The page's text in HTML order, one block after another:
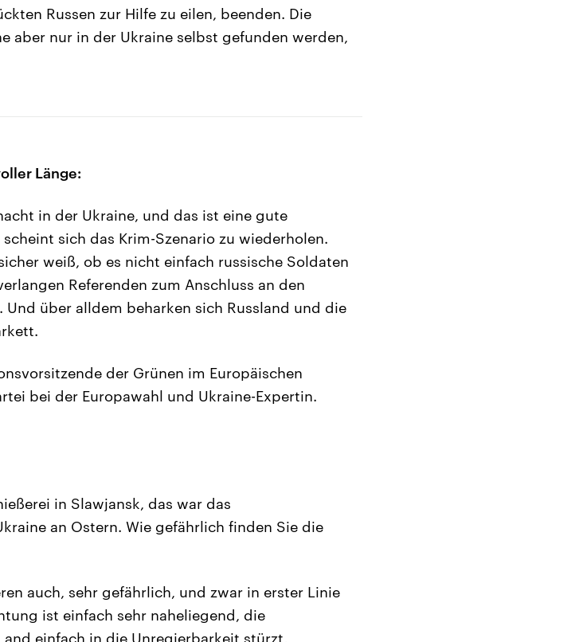
Russen zur Hilfe zu eilen, beenden. Die
aber nur in der Ukraine selbst gefunden werden,
Länge:
in der Ukraine, und das ist eine gute
sich das Krim-Szenario zu wiederholen.
weiß, ob es nicht einfach russische Soldaten
Referenden zum Anschluss an den
über alldem beharken sich Russland und die
der Grünen im Europäischen
bei der Europawahl und Ukraine-Expertin.
in Slawjansk, das war das
an Ostern. Wie gefährlich finden Sie die
auch, sehr gefährlich, und zwar in erster Linie
ist einfach sehr naheliegend, die
einfach in die Unregierbarkeit stürzt,